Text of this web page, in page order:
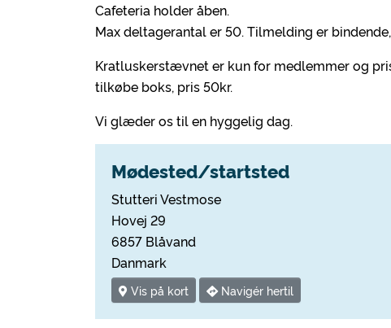
Cafeteria holder åben.
Max deltagerantal er 50. Tilmelding er
Kratluskerstævnet er kun for medlemmer og
tilkøbe boks, pris 50kr.
Vi glæder os til en hyggelig dag.
Mødested/startsted
Stutteri Vestmose
Hovej 29
6857 Blåvand
Danmark
Vis på kort Navigér hertil